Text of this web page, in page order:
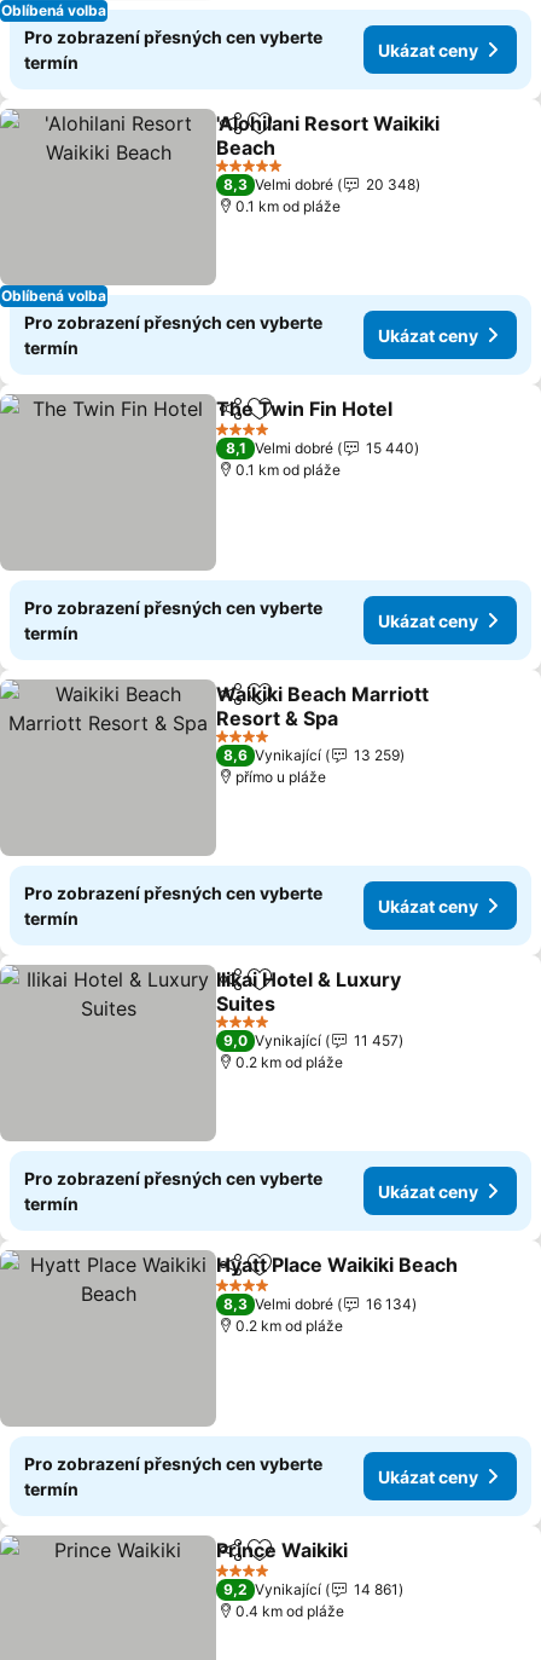
Oblíbená volba
Pro zobrazení přesných cen vyberte
termín
Ukázat ceny
Oblíbená volba
SdíletPřidat na seznam oblíbených
'Alohilani Resort Waikiki
Beach
5 Počet hvězdiček
8,3 Velmi dobré
20 348
0.1 km od pláže
Pro zobrazení přesných cen vyberte
termín
Ukázat ceny
SdíletPřidat na seznam oblíbených
The Twin Fin Hotel
4 Počet hvězdiček
8,1 Velmi dobré
15 440
0.1 km od pláže
Pro zobrazení přesných cen vyberte
termín
Ukázat ceny
SdíletPřidat na seznam oblíbených
Waikiki Beach Marriott
Resort & Spa
4 Počet hvězdiček
8,6 Vynikající
13 259
přímo u pláže
Pro zobrazení přesných cen vyberte
termín
Ukázat ceny
SdíletPřidat na seznam oblíbených
Ilikai Hotel & Luxury
Suites
4 Počet hvězdiček
9,0 Vynikající
11 457
0.2 km od pláže
Pro zobrazení přesných cen vyberte
termín
Ukázat ceny
SdíletPřidat na seznam oblíbených
Hyatt Place Waikiki Beach
4 Počet hvězdiček
8,3 Velmi dobré
16 134
0.2 km od pláže
Pro zobrazení přesných cen vyberte
termín
Ukázat ceny
SdíletPřidat na seznam oblíbených
Prince Waikiki
4 Počet hvězdiček
9,2 Vynikající
14 861
0.4 km od pláže